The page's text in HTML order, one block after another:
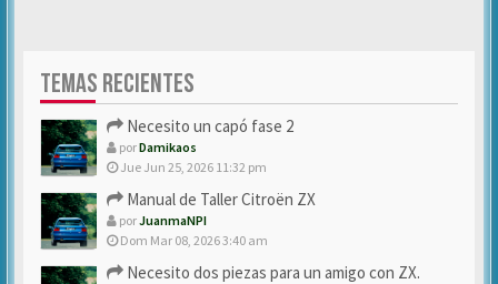
TEMAS RECIENTES
Necesito un capó fase 2
porDamikaos
Jue Jun 25, 2026 11:32 pm
Manual de Taller Citroën ZX
porJuanmaNPI
Dom Mar 08, 2026 3:40 am
Necesito dos piezas para un amigo con ZX.